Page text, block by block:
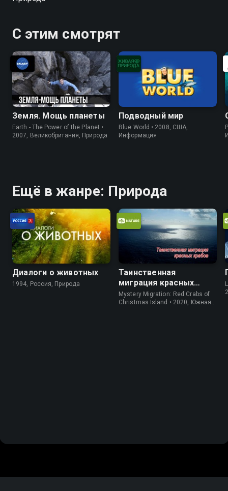
С этим смотрят
Земля. Мощь планеты
Earth - The Power of the Planet •
2007, Великобритания, Природа
Подводный мир
Blue World • 2008, США,
Информация
Ещё в жанре: Природа
Диалоги о животных
1994, Россия, Природа
Таинственная
миграция красных
крабов
Mystery Migration: Red Crabs of
Christmas Island • 2020, Южная